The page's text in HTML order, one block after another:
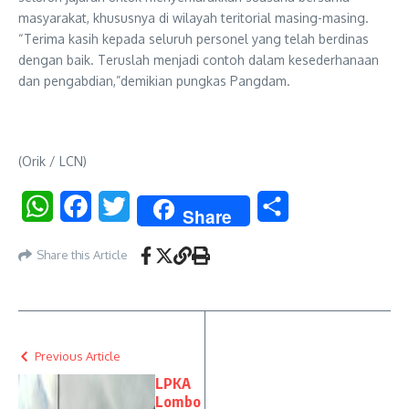
masyarakat, khususnya di wilayah teritorial masing-masing.
“Terima kasih kepada seluruh personel yang telah berdinas
dengan baik. Teruslah menjadi contoh dalam kesederhanaan
dan pengabdian,”demikian pungkas Pangdam.
(Orik / LCN)
WhatsAppFacebookTwitter Share
Share this Article
Previous Article
LPKA
Lombo